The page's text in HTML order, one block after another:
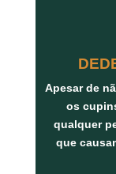
Apesar de
os
qualquer
que